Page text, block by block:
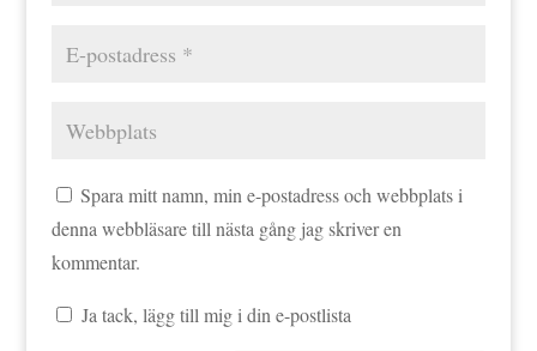
Spara mitt namn, min e-postadress och webbplats i
denna webbläsare till nästa gång jag skriver en
kommentar.
Ja tack, lägg till mig i din e-postlista